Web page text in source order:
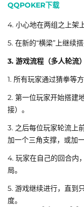
QQPOKER下载
4. 小心地在两组之上架
5. 在新的“横梁”上继续搭
3. 游戏流程（多人轮流）
1. 所有玩家通过猜拳等方
2. 第一位玩家开始搭建
接）。
3. 之后每位玩家轮流上
加一个三角支撑，或加
4. 玩家在自己的回合内
局。
5. 游戏继续进行，直到
度。